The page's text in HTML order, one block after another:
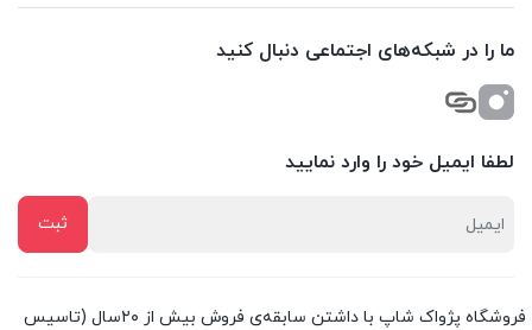
ما را در شبکه‌های اجتماعی دنبال کنید
لطفا ایمیل خود را وارد نمایید
فروشگاه پژواک شاپ با داشتن سابقه‌ی فروش بیش از ۲۰سال (تاسیس